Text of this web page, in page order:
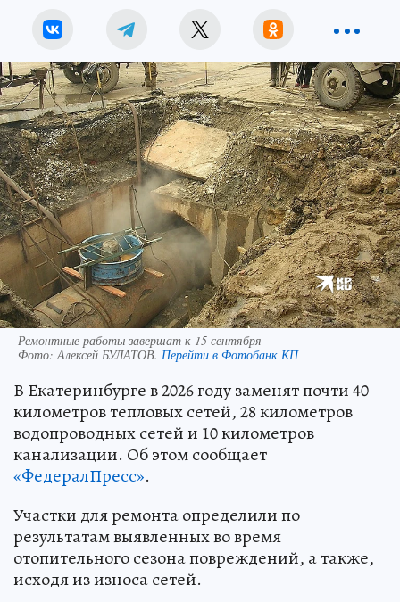
Ремонтные работы завершат к 15 сентября
Фото: Алексей БУЛАТОВ. Перейти в Фотобанк КП
В Екатеринбурге в 2026 году заменят почти 40
километров тепловых сетей, 28 километров
водопроводных сетей и 10 километров
канализации. Об этом сообщает
«ФедералПресс».
Участки для ремонта определили по
результатам выявленных во время
отопительного сезона повреждений, а также,
исходя из износа сетей.